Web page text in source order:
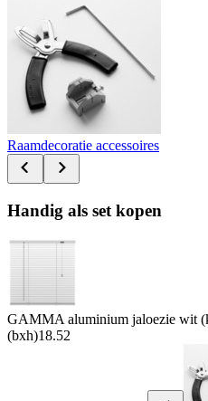
Raamdecoratie accessoires
Handig als set kopen
GAMMA aluminium jaloezie wit
(bxh)18.52